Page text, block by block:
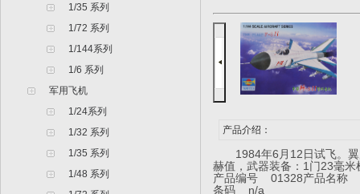
1/35 系列
1/72 系列
1/144系列
1/6 系列
军用飞机
1/24系列
1/32 系列
1/35 系列
1/48 系列
产品介绍：
1984年6月12日试飞。翼
赫值，武器装备：1门23毫
产品编号 01328产品名称
条码 n/a